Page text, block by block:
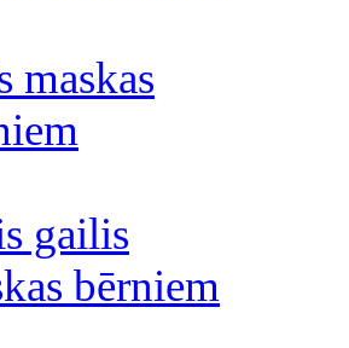
maskas
gailis
bērniem